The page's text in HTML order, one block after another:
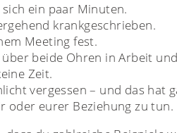
ein paar Minuten.
krankgeschrieben.
Meeting fest.
über beide Ohren in Arbeit
Zeit.
vergessen – und das hat
oder eurer Beziehung zu tun.